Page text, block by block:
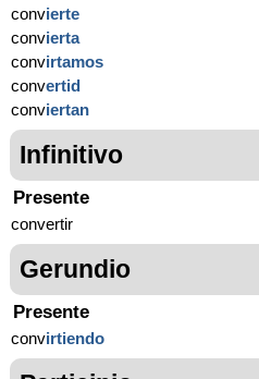
convierte
convierta
convirtamos
convertid
conviertan
Infinitivo
Presente
convertir
Gerundio
Presente
convirtiendo